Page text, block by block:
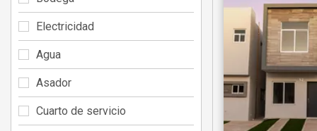
Electricidad
Agua
Asador
Cuarto de servicio